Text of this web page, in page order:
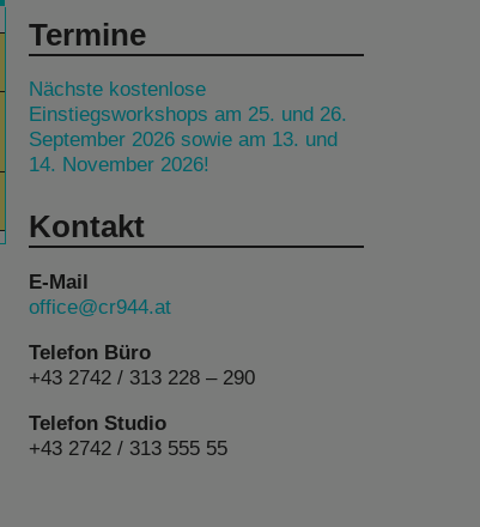
Termine
Nächste kostenlose
Einstiegsworkshops am 25. und 26.
September 2026 sowie am 13. und
14. November 2026!
Kontakt
E-Mail
office@cr944.at
Telefon Büro
+43 2742 / 313 228 – 290
Telefon Studio
+43 2742 / 313 555 55